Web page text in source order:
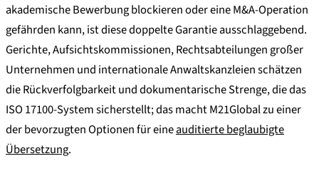
akademische Bewerbung blockieren oder eine M&A-Operation
gefährden kann, ist diese doppelte Garantie ausschlaggebend.
Gerichte, Aufsichtskommissionen, Rechtsabteilungen großer
Unternehmen und internationale Anwaltskanzleien schätzen
die Rückverfolgbarkeit und dokumentarische Strenge, die das
ISO 17100-System sicherstellt; das macht M21Global zu einer
der bevorzugten Optionen für eineauditierte beglaubigte
Übersetzung.